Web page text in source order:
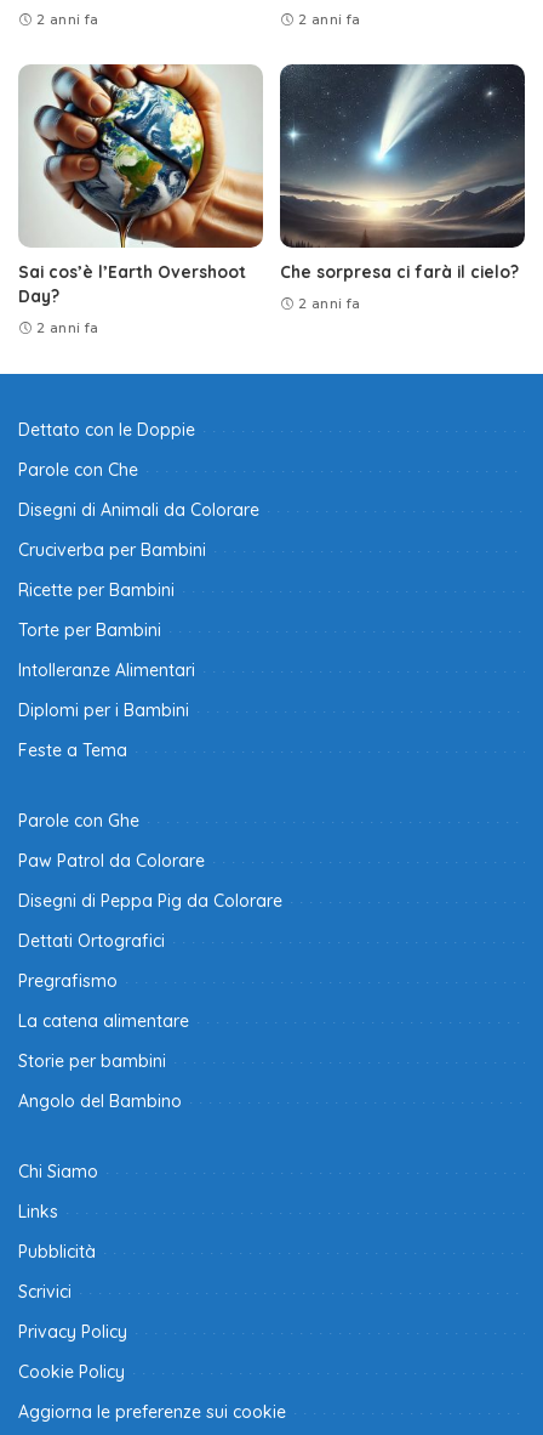
2 anni fa 2 anni fa
Sai cos’è l’Earth Overshoot
Day?
2 anni fa
Che sorpresa ci farà il cielo?
2 anni fa
Dettato con le Doppie
Parole con Che
Disegni di Animali da Colorare
Cruciverba per Bambini
Ricette per Bambini
Torte per Bambini
Intolleranze Alimentari
Diplomi per i Bambini
Feste a Tema
Parole con Ghe
Paw Patrol da Colorare
Disegni di Peppa Pig da Colorare
Dettati Ortografici
Pregrafismo
La catena alimentare
Storie per bambini
Angolo del Bambino
Chi Siamo
Links
Pubblicità
Scrivici
Privacy Policy
Cookie Policy
Aggiorna le preferenze sui cookie